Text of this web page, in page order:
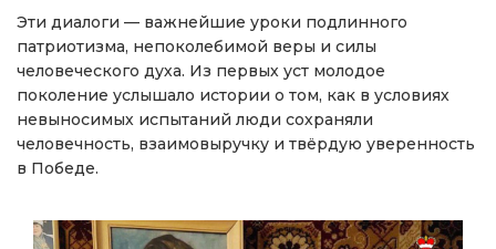
Эти диалоги — важнейшие уроки подлинного
патриотизма, непоколебимой веры и силы
человеческого духа. Из первых уст молодое
поколение услышало истории о том, как в условиях
невыносимых испытаний люди сохраняли
человечность, взаимовыручку и твёрдую уверенность
в Победе.